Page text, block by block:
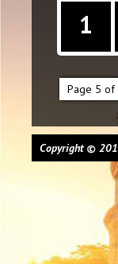
1
Page 5 of
Copyright ©